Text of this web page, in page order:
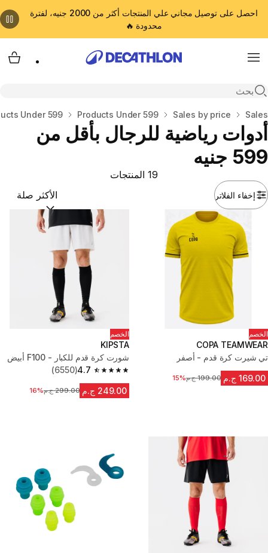
احصل على توصيل مجاني علي المنتجات أكثر من 2000 جنيه، لفترة
محدودة 🔥
Menu
Open search
المنزل
Sales
Sales by price
Products Under 599
Under 599
أدوات رياضية للرجال بأقل من
599 جنيه
إخفاء الفلاتر
19 المنتجات
ترتيب حسب:
الخصم
COPA TEAMWEAR
تي شيرت كرة قدم - أصفر
169.00 ج.م السعر قبل التخفيض
199.00 ج.م 15%
الخصم
KIPSTA
شورت كرة قدم للكبار - F100 أبيض
4.7
4.7 out of 5 stars from 6550 reviews
(6550)
249.00 ج.م السعر قبل التخفيض
299.00 ج.م 16%